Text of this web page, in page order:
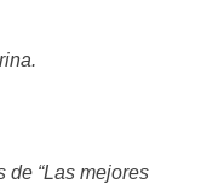
de “Las mejores